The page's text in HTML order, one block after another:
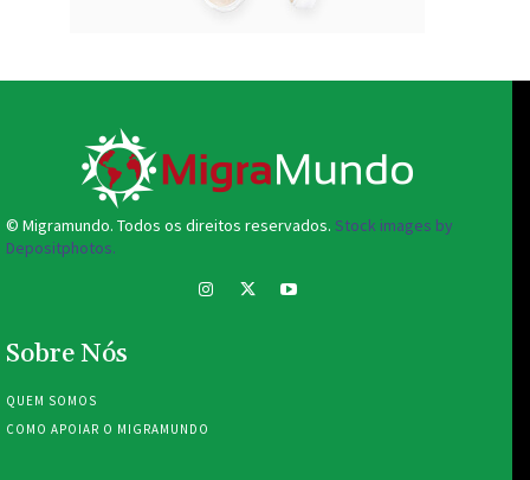
© Migramundo. Todos os direitos reservados. Stock images by
Depositphotos.
Sobre Nós
QUEM SOMOS
COMO APOIAR O MIGRAMUNDO